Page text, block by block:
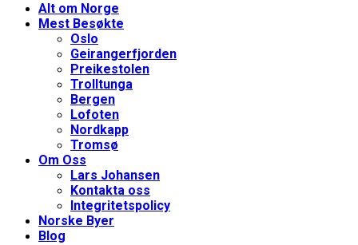
Alt om Norge
Mest Besøkte
Oslo
Geirangerfjorden
Preikestolen
Trolltunga
Bergen
Lofoten
Nordkapp
Tromsø
Om Oss
Lars Johansen
Kontakta oss
Integritetspolicy
Norske Byer
Blog